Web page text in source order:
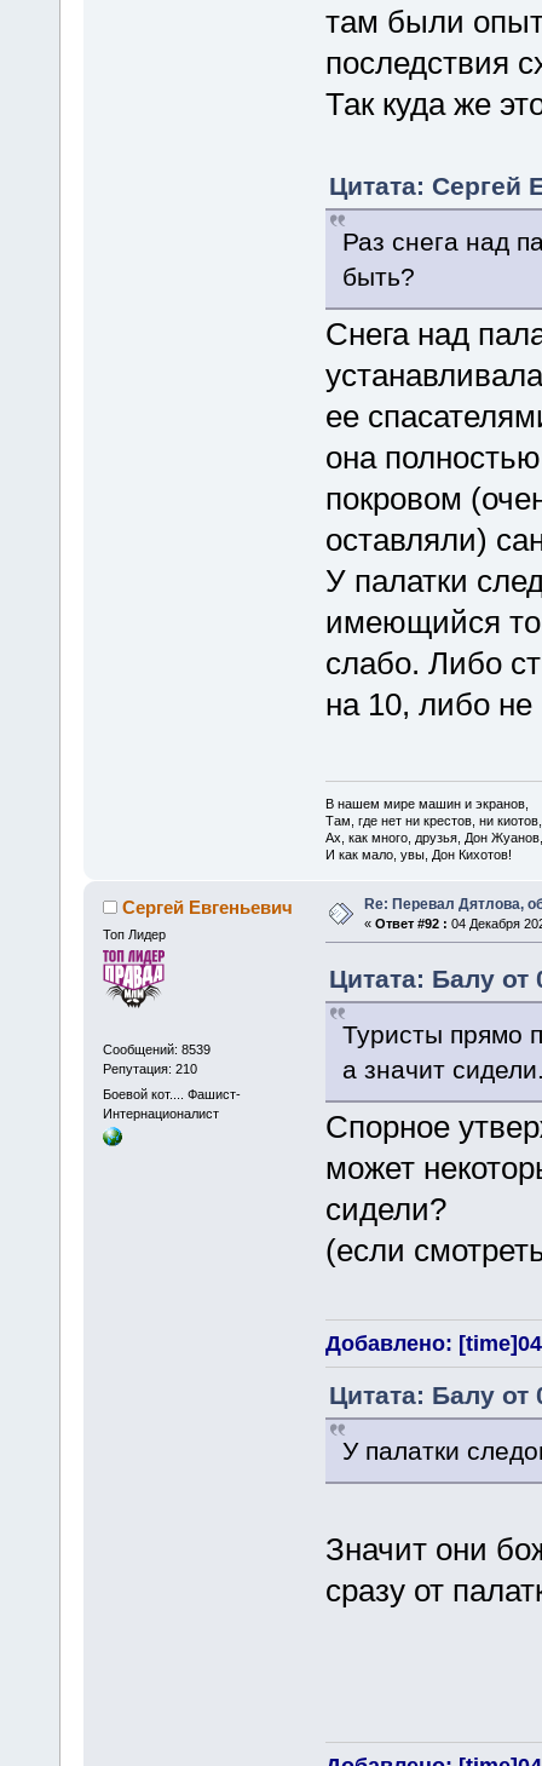
там были
последствия
Так куда же
Цитата: Сергей
Раз снега над
быть?
Снега над
ее
она
покровом
оставляли)
У палатки
имеющийся
слабо. Либо
на 10, либо
В нашем мире машин и экранов,
Там, где нет ни крестов, ни киотов,
Ах, как много, друзья, Дон Жуанов,
И как мало, увы, Дон Кихотов!
Сергей Евгеньевич
Топ Лидер
Сообщений: 8539
Репутация: 210
Боевой кот.... Фашист-
Интернационалист
Re: Перевал Дятлова,
« Ответ #92 : 04 Декабря
Цитата: Балу от
Туристы прямо
а значит
Спорное
может
сидели?
(если
Добавлено:
Цитата: Балу от
У палатки
Значит они
сразу от